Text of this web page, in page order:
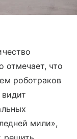
отмечает, что
роботраков
мили»,